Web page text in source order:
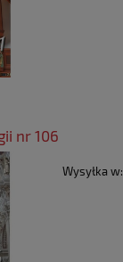
nr 106
Wysyłka w: